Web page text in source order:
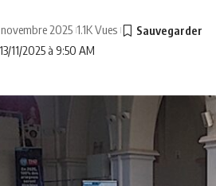
11/2025 à 9:50 AM
novembre 2025 1.1K Vues